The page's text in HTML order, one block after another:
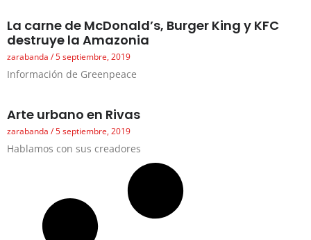
La carne de McDonald’s, Burger King y KFC
destruye la Amazonia
zarabanda 5 septiembre, 2019
Información de Greenpeace
Arte urbano en Rivas
zarabanda 5 septiembre, 2019
Hablamos con sus creadores